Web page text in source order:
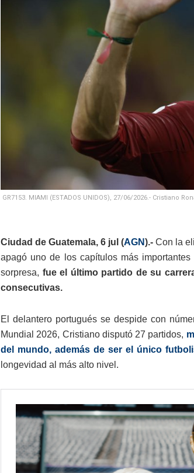
GR7153. MIAMI (ESTADOS UNIDOS), 27/06/2026.- Cristiano
Ciudad de Guatemala, 6 jul (AGN).- Con la
apagó uno de los capítulos más
sorpresa, fue el último partido de su
consecutivas.
El delantero portugués se despide con
Mundial 2026, Cristiano disputó 27 partidos,
del mundo, además de ser el único
longevidad al más alto nivel.